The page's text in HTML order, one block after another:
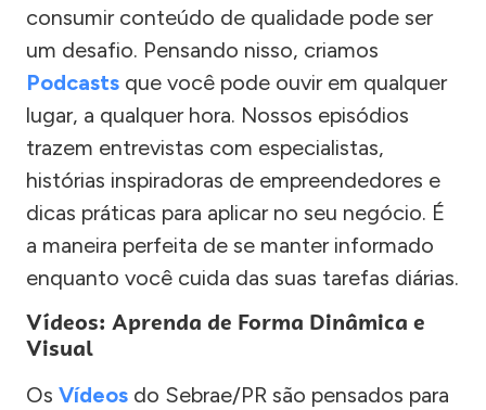
consumir conteúdo de qualidade pode ser
um desafio. Pensando nisso, criamos
Podcasts que você pode ouvir em qualquer
lugar, a qualquer hora. Nossos episódios
trazem entrevistas com especialistas,
histórias inspiradoras de empreendedores e
dicas práticas para aplicar no seu negócio. É
a maneira perfeita de se manter informado
enquanto você cuida das suas tarefas diárias.
Vídeos: Aprenda de Forma Dinâmica e
Visual
Os Vídeos do Sebrae/PR são pensados para